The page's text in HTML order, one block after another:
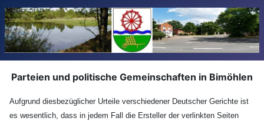
Parteien und politische Gemeinschaften in Bimöhlen
Aufgrund diesbezüglicher Urteile verschiedener Deutscher Gerichte ist
es wesentlich, dass in jedem Fall die Ersteller der verlinkten Seiten